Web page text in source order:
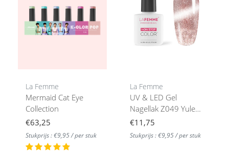
La Femme
Mermaid Cat Eye
Collection
€63,25
Stukprijs : €9,95 / per stuk
La Femme
UV & LED Gel
Nagellak Z049 Yule
Cat Eye 8gr
€11,75
Stukprijs : €9,95 / per stuk